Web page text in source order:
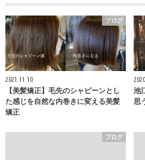
ブログ
2021.11.10
【美髪矯正】毛先のシャピーンとし
た感じを自然な内巻きに変える美髪
矯正
池
思
ブログ